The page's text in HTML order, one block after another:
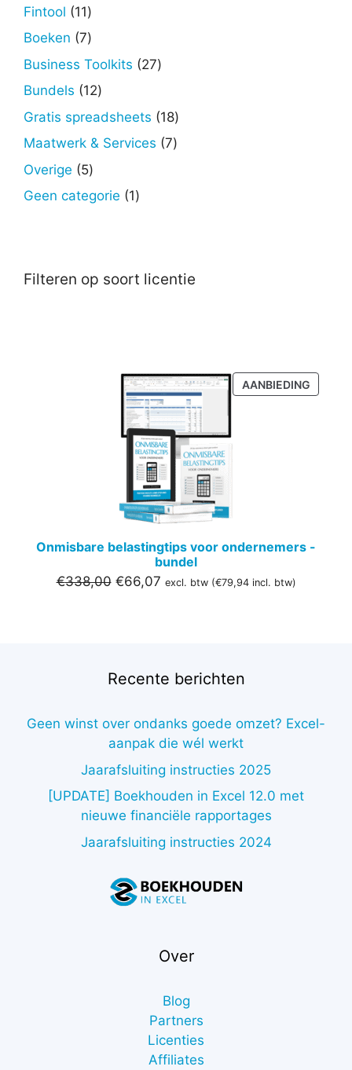
Fintool 1111
producten
Boeken 77
producten
Business Toolkits 2727
Bundels 1212
producten
Gratis spreadsheets 1818
producten
Maatwerk & Services 77
Overige 55
producten
Geen categorie 11
Filteren op soort licentie
AANBIEDING
IN
Onmisbare belastingtips voor ondernemers -
bundel
€338,00 Oorspronkelijke
€66,07Huidige
excl. btw (€79,94incl. btw)
Recente berichten
Geen winst over ondanks goede omzet? Excel-
aanpak die wél werkt
Jaarafsluiting instructies 2025
[UPDATE] Boekhouden in Excel 12.0 met
nieuwe financiële rapportages
Jaarafsluiting instructies 2024
Over
Blog
Partners
Licenties
Affiliates